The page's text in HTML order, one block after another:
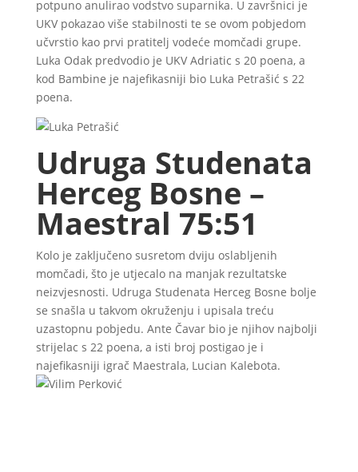
potpuno anulirao vodstvo suparnika. U završnici je
UKV pokazao više stabilnosti te se ovom pobjedom
učvrstio kao prvi pratitelj vodeće momčadi grupe.
Luka Odak predvodio je UKV Adriatic s 20 poena, a
kod Bambine je najefikasniji bio Luka Petrašić s 22
poena.
Udruga Studenata
Herceg Bosne –
Maestral 75:51
Kolo je zaključeno susretom dviju oslabljenih
momčadi, što je utjecalo na manjak rezultatske
neizvjesnosti. Udruga Studenata Herceg Bosne bolje
se snašla u takvom okruženju i upisala treću
uzastopnu pobjedu. Ante Čavar bio je njihov najbolji
strijelac s 22 poena, a isti broj postigao je i
najefikasniji igrač Maestrala, Lucian Kalebota.